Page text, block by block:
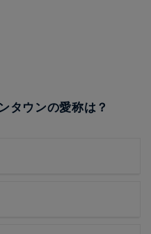
タウンの愛称は？